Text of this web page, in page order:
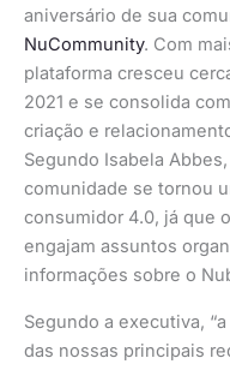
aniversário de sua
NuCommunity. Com
plataforma cresceu
2021 e se consolida
criação e
Segundo Isabela
comunidade se tornou
consumidor 4.0, já que
engajam assuntos
informações sobre o
Segundo a executiva, “a
das nossas principais